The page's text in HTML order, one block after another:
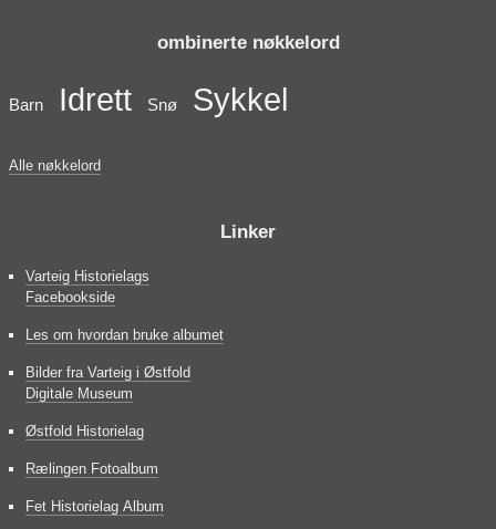
ombinerte nøkkelord
Barn Idrett Snø Sykkel
Alle nøkkelord
Linker
Varteig Historielags
Facebookside
Les om hvordan bruke albumet
Bilder fra Varteig i Østfold
Digitale Museum
Østfold Historielag
Rælingen Fotoalbum
Fet Historielag Album